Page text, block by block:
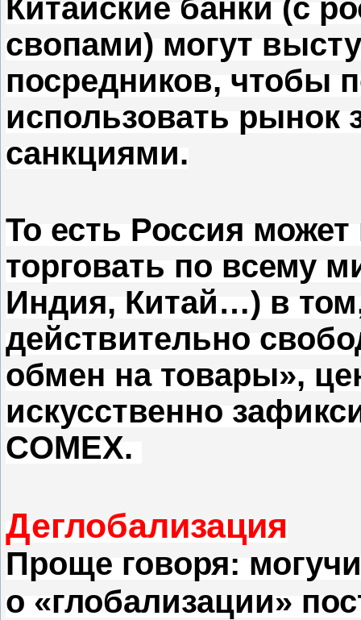
Китайские банки (с
свопами) могут
посредников, чтобы
использовать рынок
санкциями.
То есть Россия
торговать по всему
Индия, Китай…) в
действительно
обмен на товары»,
искусственно
COMEX.
Деглобализация
Проще говоря:
о «глобализации»